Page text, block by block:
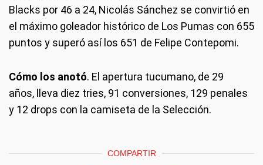
Blacks por 46 a 24, Nicolás Sánchez se convirtió en
el máximo goleador histórico de Los Pumas con 655
puntos y superó así los 651 de Felipe Contepomi.
Cómo los anotó. El apertura tucumano, de 29
años, lleva diez tries, 91 conversiones, 129 penales
y 12 drops con la camiseta de la Selección.
COMPARTIR